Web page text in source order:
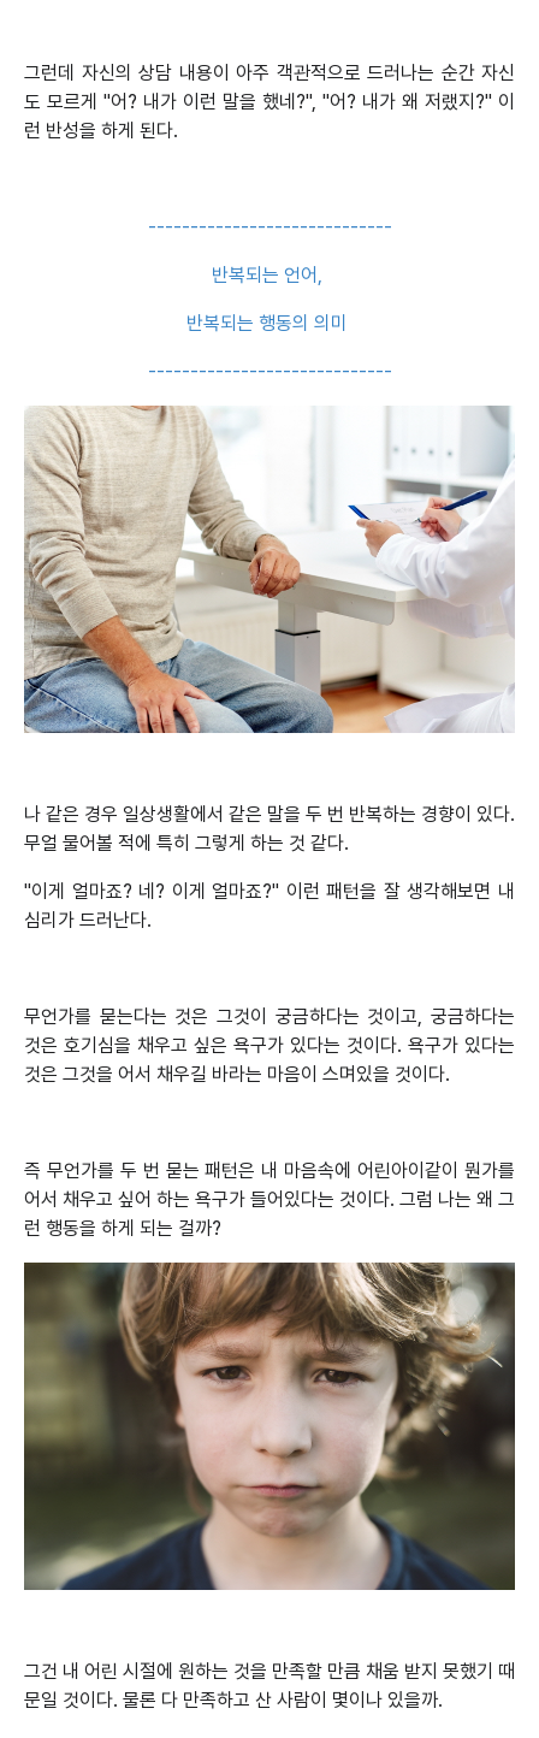
그런데 자신의 상담 내용이 아주 객관적으로 드러나는 순간 자신
도 모르게 "어? 내가 이런 말을 했네?", "어? 내가 왜 저랬지?" 이
런 반성을 하게 된다.
-----------------------------
반복되는 언어,
반복되는 행동의 의미
-----------------------------
나 같은 경우 일상생활에서 같은 말을 두 번 반복하는 경향이 있다.
무얼 물어볼 적에 특히 그렇게 하는 것 같다.
"이게 얼마죠? 네? 이게 얼마죠?" 이런 패턴을 잘 생각해보면 내
심리가 드러난다.
무언가를 묻는다는 것은 그것이 궁금하다는 것이고, 궁금하다는
것은 호기심을 채우고 싶은 욕구가 있다는 것이다. 욕구가 있다는
것은 그것을 어서 채우길 바라는 마음이 스며있을 것이다.
즉 무언가를 두 번 묻는 패턴은 내 마음속에 어린아이같이 뭔가를
어서 채우고 싶어 하는 욕구가 들어있다는 것이다. 그럼 나는 왜 그
런 행동을 하게 되는 걸까?
그건 내 어린 시절에 원하는 것을 만족할 만큼 채움 받지 못했기 때
문일 것이다. 물론 다 만족하고 산 사람이 몇이나 있을까.